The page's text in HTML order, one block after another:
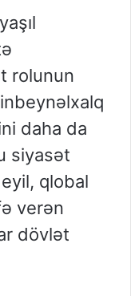
yaşıl
rolunun
beynəlxalq
daha da
siyasət
, qlobal
verən
dövlət